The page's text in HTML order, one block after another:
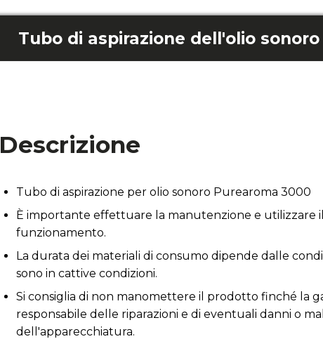
Descrizione
Tubo di aspirazione per olio sonoro Purearoma 3000
È importante effettuare la manutenzione e utilizzare
funzionamento.
La durata dei materiali di consumo dipende dalle
sono in cattive condizioni.
Si consiglia di non manomettere il prodotto finché la
responsabile delle riparazioni e di eventuali danni o
dell'apparecchiatura.